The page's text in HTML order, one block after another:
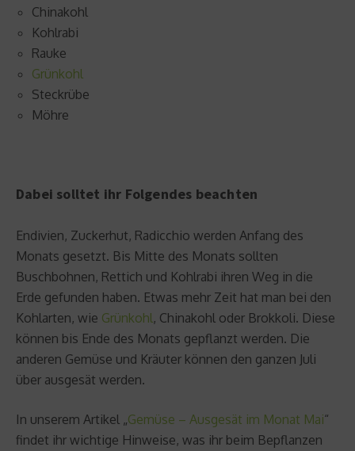
Chinakohl
Kohlrabi
Rauke
Grünkohl
Steckrübe
Möhre
Dabei solltet ihr Folgendes beachten
Endivien, Zuckerhut, Radicchio werden Anfang des
Monats gesetzt. Bis Mitte des Monats sollten
Buschbohnen, Rettich und Kohlrabi ihren Weg in die
Erde gefunden haben. Etwas mehr Zeit hat man bei den
Kohlarten, wie Grünkohl , Chinakohl oder Brokkoli. Diese
können bis Ende des Monats gepflanzt werden. Die
anderen Gemüse und Kräuter können den ganzen Juli
über ausgesät werden.
In unserem Artikel „Gemüse – Ausgesät im Monat Mai“
findet ihr wichtige Hinweise, was ihr beim Bepflanzen